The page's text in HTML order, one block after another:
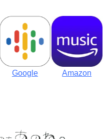
Google Amazon